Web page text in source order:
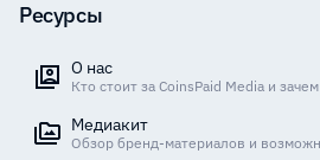
Ресурсы
О нас
Кто стоит за CoinsPaid Media и
Медиакит
Обзор бренд-материалов и